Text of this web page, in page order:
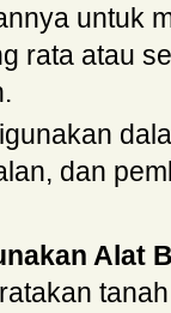
untuk
rata atau
dan
Alat